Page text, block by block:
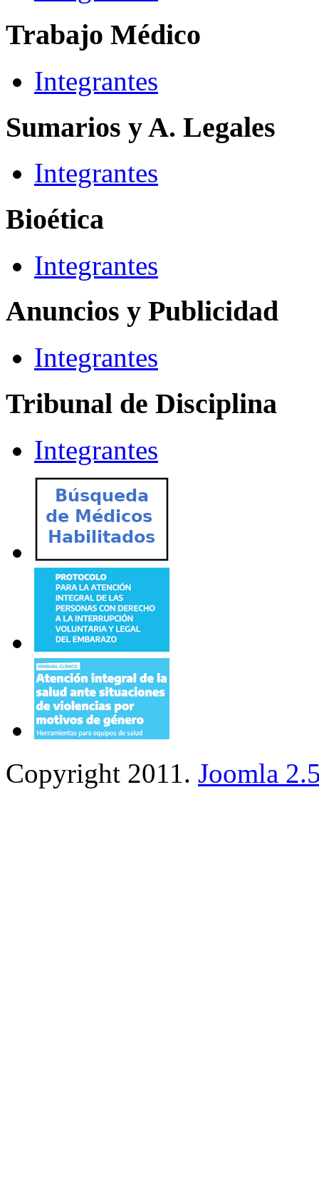
Trabajo Médico
Integrantes
Sumarios y A. Legales
Integrantes
Bioética
Integrantes
Anuncios y Publicidad
Integrantes
Tribunal de Disciplina
Integrantes
Copyright 2011. Joomla